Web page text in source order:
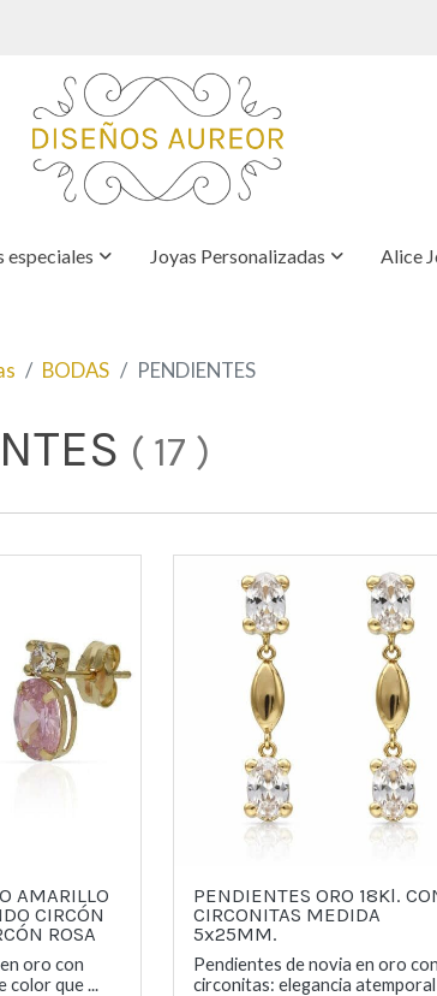
especiales Joyas Personalizadas Alice
BODAS PENDIENTES
( 17 )
AMARILLO
CIRCÓN
ROSA
oro con
color que ...
PENDIENTES ORO 18Kl.
CIRCONITAS MEDIDA
5x25MM.
Pendientes de novia en oro con
circonitas: elegancia atemporal